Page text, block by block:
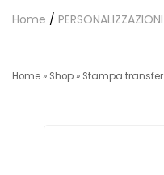
Home / PERSONALIZZAZIONI
Home » Shop » Stampa